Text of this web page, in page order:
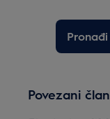
Povezani